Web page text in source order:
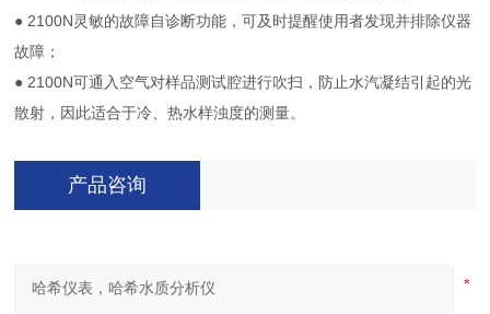
● 2100N灵敏的故障自诊断功能，可及时提醒使用者发现并排除仪器
故障；
● 2100N可通入空气对样品测试腔进行吹扫，防止水汽凝结引起的光
散射，因此适合于冷、热水样浊度的测量。
产品咨询